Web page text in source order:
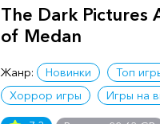
The Dark Pictures
of Medan
Жанр: Новинки Топ
Хоррор игры
Игры на